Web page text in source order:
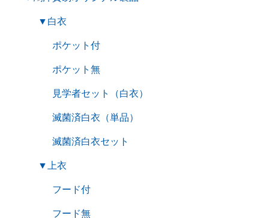
▼ 白衣
ポケット付
ポケット無
見学者セット（白衣）
滅菌済白衣（単品）
滅菌済白衣セット
▼ 上衣
フード付
フード無